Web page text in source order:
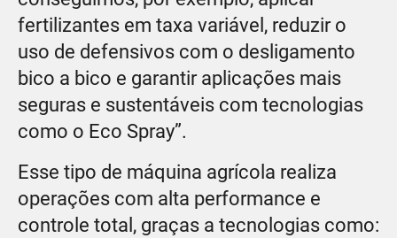
fertilizantes em taxa variável, reduzir o
uso de defensivos com o desligamento
bico a bico e garantir aplicações mais
seguras e sustentáveis com tecnologias
como o Eco Spray”.
Esse tipo de máquina agrícola realiza
operações com alta performance e
controle total, graças a tecnologias como: